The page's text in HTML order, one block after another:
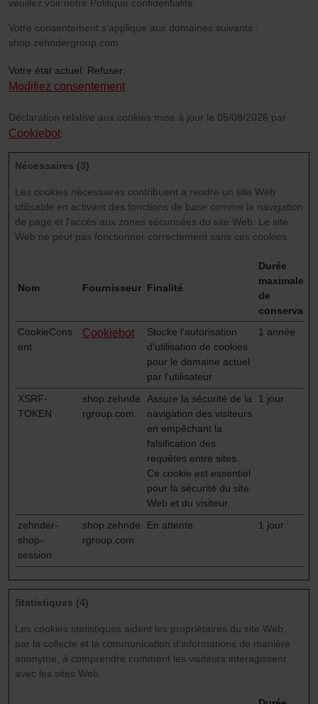
veuillez voir notre Politique confidentialité.
Votre consentement s'applique aux domaines suivants :
shop.zehndergroup.com
Votre état ​​actuel: Refuser.
Modifiez consentement
Déclaration relative aux cookies mise à jour le 05/08/2026 par
Cookiebot:
Nécessaires (3)
Les cookies nécessaires contribuent à rendre un site Web
utilisable en activant des fonctions de base comme la navigation
de page et l'accès aux zones sécurisées du site Web. Le site
Web ne peut pas fonctionner correctement sans ces cookies.
Nom Fournisseur Finalité
Durée
maximale
de
CookieCons
ent
Cookiebot
Stocke l'autorisation
d'utilisation de cookies
pour le domaine actuel
par l'utilisateur
1 année
XSRF-
TOKEN
shop.zehnde
rgroup.com
Assure la sécurité de la
navigation des visiteurs
en empêchant la
falsification des
requêtes entre sites.
Ce cookie est essentiel
pour la sécurité du site
Web et du visiteur.
1 jour
zehnder-
shop-
session
shop.zehnde
rgroup.com
En attente 1 jour
Statistiques (4)
Les cookies statistiques aident les propriétaires du site Web,
par la collecte et la communication d'informations de manière
anonyme, à comprendre comment les visiteurs interagissent
avec les sites Web.